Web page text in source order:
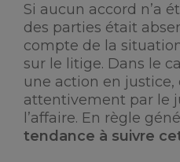
Si aucun accord n’a
des parties était
compte de la
sur le litige. Dans le
une action en justice,
attentivement par le
l’affaire. En règle
tendance à suivre